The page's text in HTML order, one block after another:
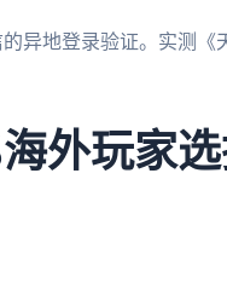
异地登录验证。实测《
外玩家选